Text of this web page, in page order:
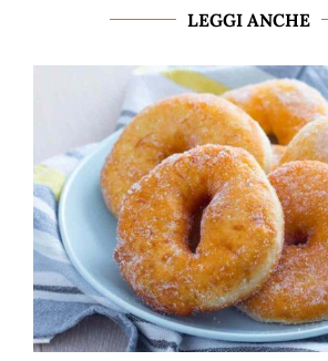
LEGGI ANCHE